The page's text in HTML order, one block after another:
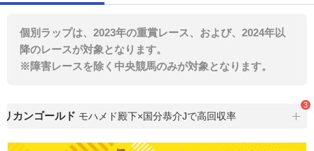
個別ラップは、2023年の重賞レース、および、2024年以
降のレースが対象となります。
※障害レースを除く中央競馬のみが対象となります。
カンゴールド モハメド殿下×国分恭介Jで高回収率 特
3